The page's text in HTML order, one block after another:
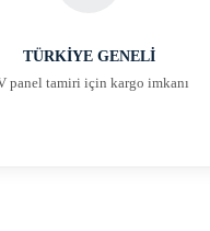
TÜRKİYE GENELİ
panel tamiri için kargo imkanı